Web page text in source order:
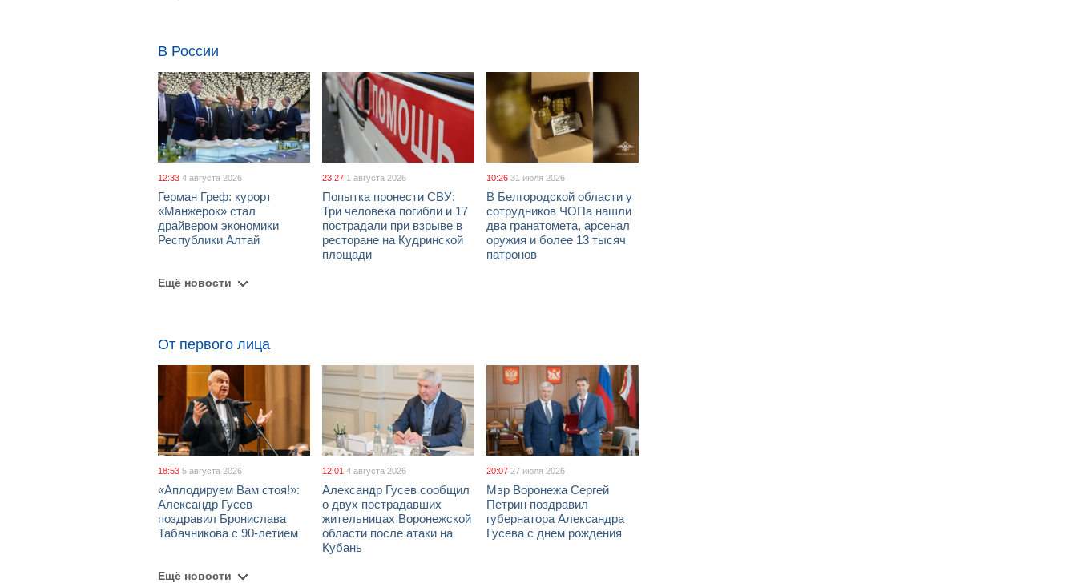
В России
12:33 4 августа 2026
Герман Греф: курорт
«Манжерок» стал
драйвером экономики
Республики Алтай
23:27 1 августа 2026
Попытка пронести СВУ:
Три человека погибли и 17
пострадали при взрыве в
ресторане на Кудринской
площади
10:26 31 июля 2026
В Белгородской области у
сотрудников ЧОПа нашли
два гранатомета, арсенал
оружия и более 13 тысяч
патронов
Ещё новости
От первого лица
18:53 5 августа 2026
«Аплодируем Вам стоя!»:
Александр Гусев
поздравил Бронислава
Табачникова с 90-летием
12:01 4 августа 2026
Александр Гусев сообщил
о двух пострадавших
жительницах Воронежской
области после атаки на
Кубань
20:07 27 июля 2026
Мэр Воронежа Сергей
Петрин поздравил
губернатора Александра
Гусева с днем рождения
Ещё новости